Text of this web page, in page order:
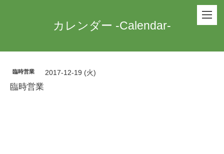
カレンダー -Calendar-
臨時営業 2017-12-19 (火)
臨時営業